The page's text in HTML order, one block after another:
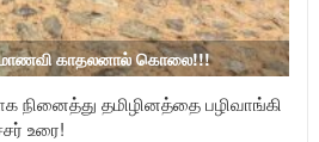
மாணவி காதலனால் கொலை!!!
நினைத்து தமிழினத்தை பழிவாங்கி
உரை!